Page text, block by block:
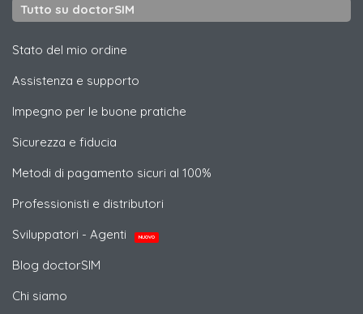
Tutto su doctorSIM
Stato del mio ordine
Assistenza e supporto
Impegno per le buone pratiche
Sicurezza e fiducia
Metodi di pagamento sicuri al 100%
Professionisti e distributori
Sviluppatori - Agenti
NUOVO
Blog doctorSIM
Chi siamo